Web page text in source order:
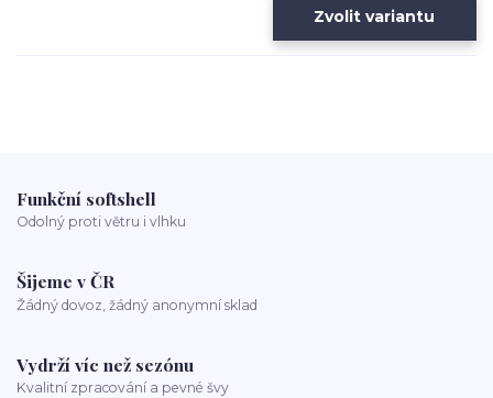
Zvolit variantu
Funkční softshell
Odolný proti větru i vlhku
Šijeme v ČR
Žádný dovoz, žádný anonymní sklad
Vydrží víc než sezónu
Kvalitní zpracování a pevné švy